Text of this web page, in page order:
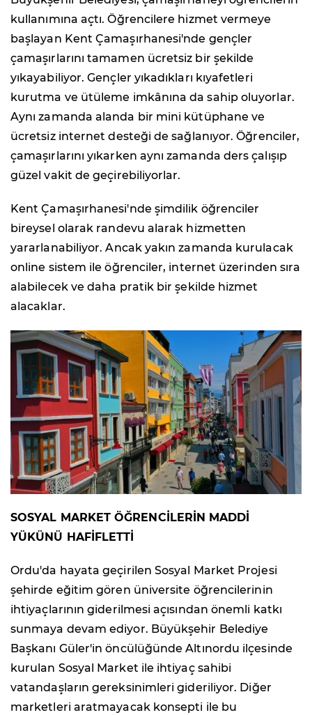
kullanımına açtı. Öğrencilere hizmet vermeye
başlayan Kent Çamaşırhanesi'nde gençler
çamaşırlarını tamamen ücretsiz bir şekilde
yıkayabiliyor. Gençler yıkadıkları kıyafetleri
kurutma ve ütüleme imkânına da sahip oluyorlar.
Aynı zamanda alanda bir mini kütüphane ve
ücretsiz internet desteği de sağlanıyor. Öğrenciler,
çamaşırlarını yıkarken aynı zamanda ders çalışıp
güzel vakit de geçirebiliyorlar.
Kent Çamaşırhanesi'nde şimdilik öğrenciler
bireysel olarak randevu alarak hizmetten
yararlanabiliyor. Ancak yakın zamanda kurulacak
online sistem ile öğrenciler, internet üzerinden sıra
alabilecek ve daha pratik bir şekilde hizmet
alacaklar.
SOSYAL MARKET ÖĞRENCİLERİN MADDİ
YÜKÜNÜ HAFİFLETTİ
Ordu'da hayata geçirilen Sosyal Market Projesi
şehirde eğitim gören üniversite öğrencilerinin
ihtiyaçlarının giderilmesi açısından önemli katkı
sunmaya devam ediyor. Büyükşehir Belediye
Başkanı Güler'in öncülüğünde Altınordu ilçesinde
kurulan Sosyal Market ile ihtiyaç sahibi
vatandaşların gereksinimleri gideriliyor. Diğer
marketleri aratmayacak konsepti ile bu